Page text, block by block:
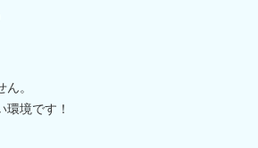
。
境です！